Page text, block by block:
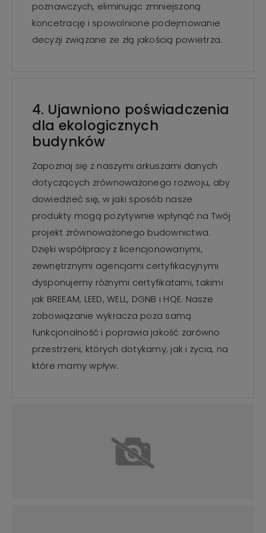
poznawczych, eliminując zmniejszoną
koncetrację i spowolnione podejmowanie
decyzji związane ze złą jakością powietrza.
4. Ujawniono poświadczenia
dla ekologicznych
budynków
Zapoznaj się z naszymi arkuszami danych
dotyczących zrównoważonego rozwoju, aby
dowiedzieć się, w jaki sposób nasze
produkty mogą pozytywnie wpłynąć na Twój
projekt zrównoważonego budownictwa.
Dzięki współpracy z licencjonowanymi,
zewnętrznymi agencjami certyfikacyjnymi
dysponujemy różnymi certyfikatami, takimi
jak BREEAM, LEED, WELL, DGNB i HQE. Nasze
zobowiązanie wykracza poza samą
funkcjonalność i poprawia jakość zarówno
przestrzeni, których dotykamy, jak i życia, na
które mamy wpływ.